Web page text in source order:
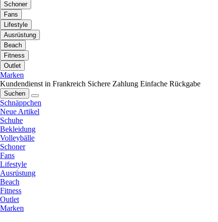
Schoner
Fans
Lifestyle
Ausrüstung
Beach
Fitness
Outlet
Marken
Kundendienst in Frankreich Sichere Zahlung Einfache Rückgabe
Suchen
Schnäppchen
Neue Artikel
Schuhe
Bekleidung
Volleybälle
Schoner
Fans
Lifestyle
Ausrüstung
Beach
Fitness
Outlet
Marken